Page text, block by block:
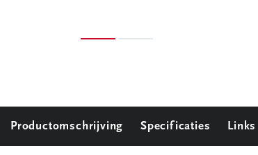
Productomschrijving Specificaties Links